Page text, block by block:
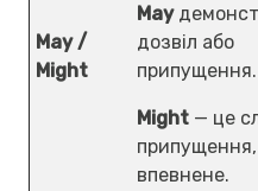
May /
Might
May
дозвіл або
припущення.
Might — це
впевнене.